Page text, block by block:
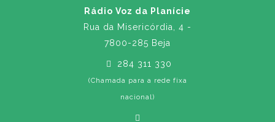
Rádio Voz da Planície
Rua da Misericórdia, 4 -
7800-285 Beja
284 311 330
(Chamada para a rede fixa
nacional)